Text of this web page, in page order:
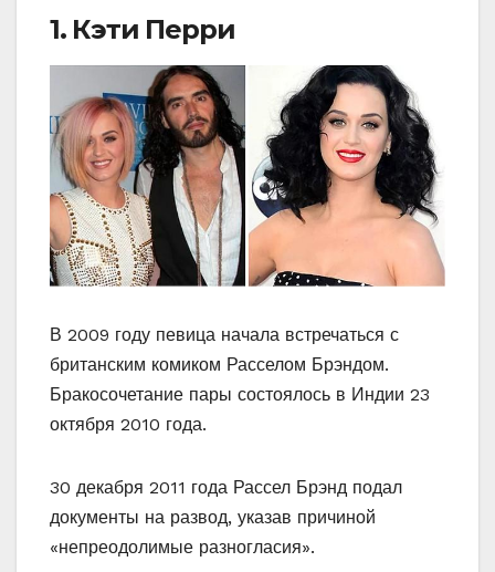
1. Кэти Перри
В 2009 году певица начала встречаться с
британским комиком Расселом Брэндом.
Бракосочетание пары состоялось в Индии 23
октября 2010 года.
30 декабря 2011 года Рассел Брэнд подал
документы на развод, указав причиной
«непреодолимые разногласия».